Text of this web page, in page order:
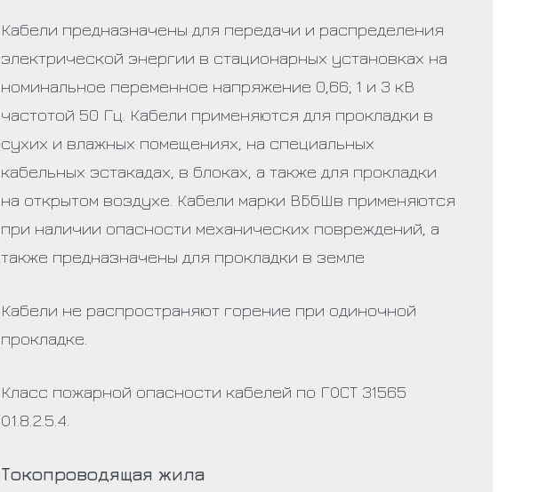
Кабели предназначены для передачи и распределения
электрической энергии в стационарных установках на
номинальное переменное напряжение 0,66; 1 и 3 кВ
частотой 50 Гц. Кабели применяются для прокладки в
сухих и влажных помещениях, на специальных
кабельных эстакадах, в блоках, а также для прокладки
на открытом воздухе. Кабели марки ВБбШв применяются
при наличии опасности механических повреждений, а
также предназначены для прокладки в земле
Кабели не распространяют горение при одиночной
прокладке.
Класс пожарной опасности кабелей по ГОСТ 31565
О1.8.2.5.4.
Токопроводящая жила